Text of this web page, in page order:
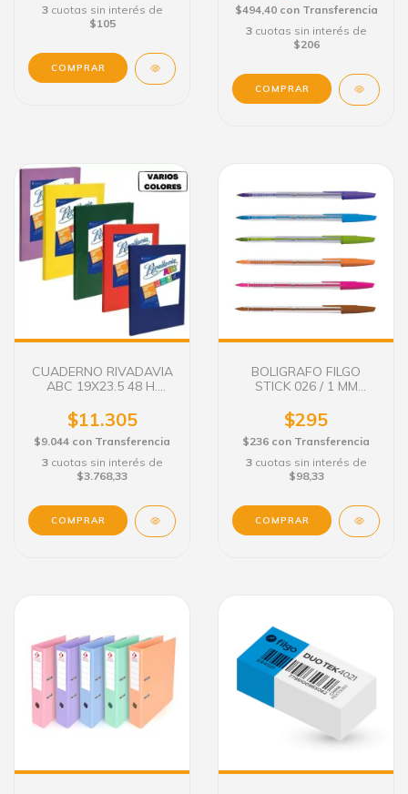
3 cuotas sin interés de
$105
$494,40 con Transferencia
3 cuotas sin interés de
$206
COMPRAR
CUADERNO RIVADAVIA
ABC 19X23.5 48 H.
$11.305
$9.044 con Transferencia
3 cuotas sin interés de
$3.768,33
COMPRAR
BOLIGRAFO FILGO
STICK 026 / 1 MM
$295
$236 con Transferencia
3 cuotas sin interés de
$98,33
COMPRAR